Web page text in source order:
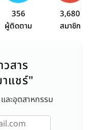
356
ผู้ติดตาม
3,680
สมาชิก
สาร
แชร์"
ละอุตสาหกรรม